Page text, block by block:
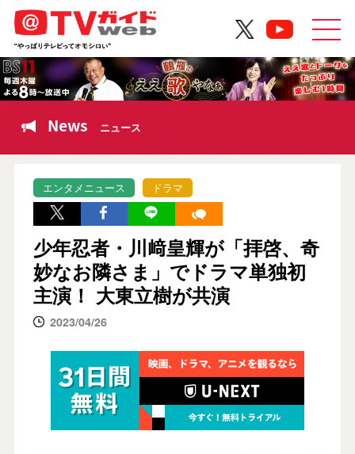
News ニュース
エンタメニュース ドラマ
少年忍者・川﨑皇輝が「拝啓、奇
妙なお隣さま」でドラマ単独初
主演！ 大東立樹が共演
2023/04/26